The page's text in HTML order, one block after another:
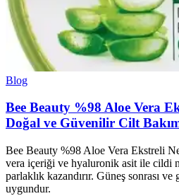
Blog
Bee Beauty %98 Aloe Vera
Doğal ve Güvenilir Cilt
Bee Beauty %98 Aloe Vera Ekstreli
vera içeriği ve hyaluronik asit ile cildi
parlaklık kazandırır. Güneş sonrası
uygundur.